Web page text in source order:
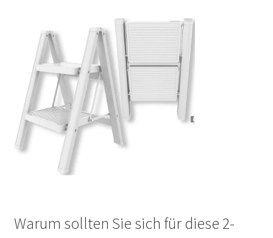
Warum sollten Sie sich für diese 2-